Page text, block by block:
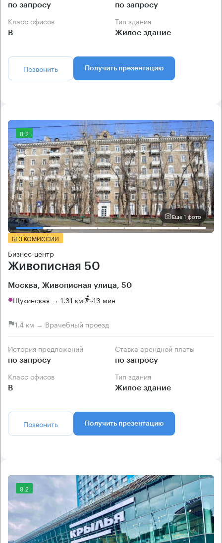
по запросу по запросу
Класс офисов
B
Тип здания
Жилое здание
Позвонить Получить презентацию
8.2
Еще 1 фото
БЕЗ КОМИССИИ
Бизнес-центр
Живописная 50
Москва, Живописная улица, 50
Щукинская → 1.31 км ~13 мин
1.4 км → Врачебный проезд
История предложений
по запросу
Ставка арендной платы
по запросу
Класс офисов
B
Тип здания
Жилое здание
Позвонить Получить презентацию
8.2